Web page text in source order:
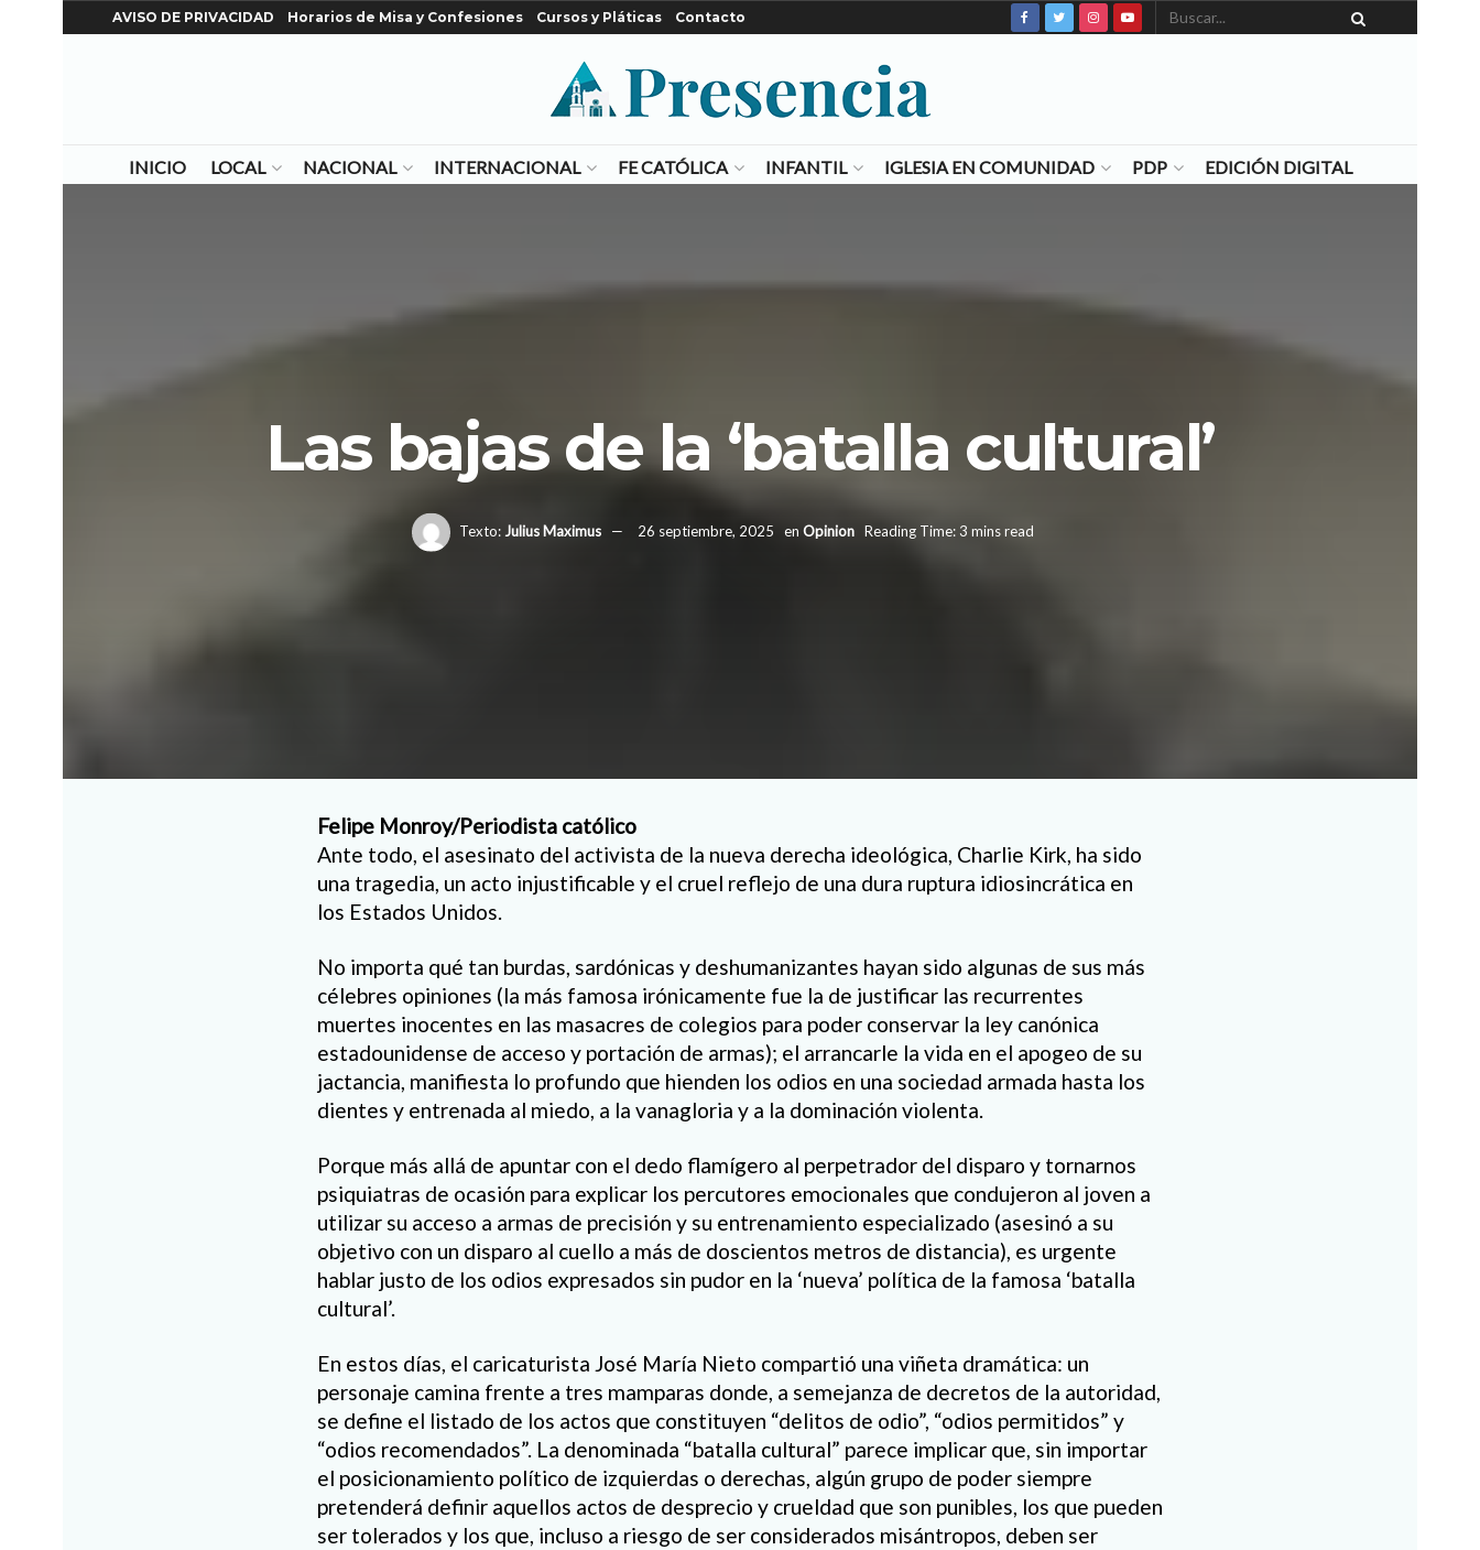
AVISO DE PRIVACIDAD Horarios de Misa y Confesiones Cursos y Pláticas Contacto
INICIO LOCAL NACIONAL INTERNACIONAL FE CATÓLICA INFANTIL IGLESIA EN COMUNIDAD PDP EDICIÓN DIGITAL
Las bajas de la ‘batalla cultural’
Texto: Julius Maximus 26 septiembre, 2025 en Opinion Reading Time: 3 mins read
Felipe Monroy/Periodista católico
Ante todo, el asesinato del activista de la nueva derecha ideológica, Charlie Kirk, ha sido
una tragedia, un acto injustificable y el cruel reflejo de una dura ruptura idiosincrática en
los Estados Unidos.
No importa qué tan burdas, sardónicas y deshumanizantes hayan sido algunas de sus más
célebres opiniones (la más famosa irónicamente fue la de justificar las recurrentes
muertes inocentes en las masacres de colegios para poder conservar la ley canónica
estadounidense de acceso y portación de armas); el arrancarle la vida en el apogeo de su
jactancia, manifiesta lo profundo que hienden los odios en una sociedad armada hasta los
dientes y entrenada al miedo, a la vanagloria y a la dominación violenta.
Porque más allá de apuntar con el dedo flamígero al perpetrador del disparo y tornarnos
psiquiatras de ocasión para explicar los percutores emocionales que condujeron al joven a
utilizar su acceso a armas de precisión y su entrenamiento especializado (asesinó a su
objetivo con un disparo al cuello a más de doscientos metros de distancia), es urgente
hablar justo de los odios expresados sin pudor en la ‘nueva’ política de la famosa ‘batalla
cultural’.
En estos días, el caricaturista José María Nieto compartió una viñeta dramática: un
personaje camina frente a tres mamparas donde, a semejanza de decretos de la autoridad,
se define el listado de los actos que constituyen “delitos de odio”, “odios permitidos” y
“odios recomendados”. La denominada “batalla cultural” parece implicar que, sin importar
el posicionamiento político de izquierdas o derechas, algún grupo de poder siempre
pretenderá definir aquellos actos de desprecio y crueldad que son punibles, los que pueden
ser tolerados y los que, incluso a riesgo de ser considerados misántropos, deben ser